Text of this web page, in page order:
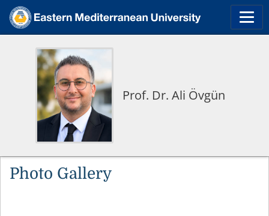
Prof. Dr. Ali Övgün
Photo Gallery